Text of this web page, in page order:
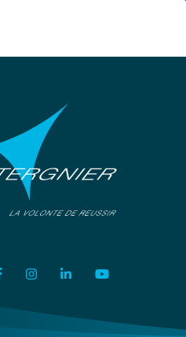
Lien vers le compte Facebook
Lien vers le compte
Lien vers le compte
Lien vers la